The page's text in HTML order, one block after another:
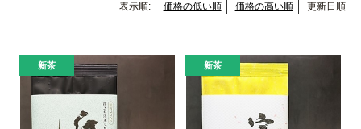
表示順: 価格の低い順 価格の高い順 更新日順